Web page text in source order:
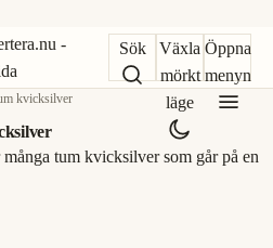
-
Sök
Växla
mörkt
läge
Öppna
menyn
kvicksilver
tum kvicksilver som går på en